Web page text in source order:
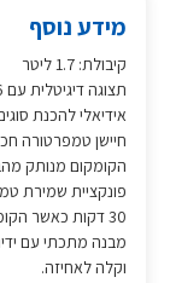
מידע נוסף
קיבולת: 1.7 ליטר
תצוגה דיגיטלית עם 6 דרגות טמפרטורה, מ- 50°C ועד 100°C
אידיאלי להכנת
חיישן טמפרטורה
הקומקום מנותק
פונקציית שמירת
30 דקות כאשר הקומקום מונח על בסיסו.
מבנה מתכתי עם
וקלה לאחיזה.